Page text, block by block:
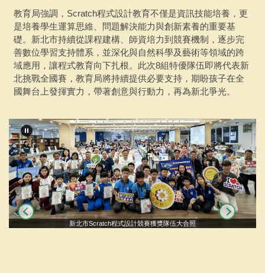
教育局強調，Scratch程式設計教育不僅是資訊技能培養，更
是培養學生運算思維、問題解決能力與創新素養的重要基
礎。新北市持續從課程建構、師資培力到競賽機制，逐步完
善數位學習支持體系，並深化與自然科學及藝術等領域的跨
域應用，讓程式教育向下扎根。此次8組特優隊伍即將代表新
北挑戰全國賽，教育局將持續提供必要支持，期盼孩子在全
國舞台上發揮實力，帶著創意與行動力，再為新北爭光。
新北市Scratch程式設計競賽獲獎隊伍大合照